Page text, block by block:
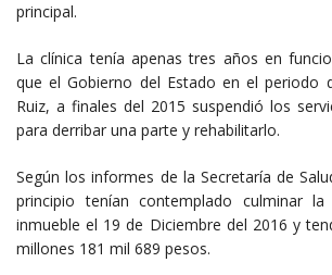
principal.
La clínica tenía apenas tres años en
que el Gobierno del Estado en el periodo
Ruiz, a finales del 2015 suspendió los
para derribar una parte y rehabilitarlo.
Según los informes de la Secretaría de
principio tenían contemplado culminar la
inmueble el 19 de Diciembre del 2016 y
millones 181 mil 689 pesos.